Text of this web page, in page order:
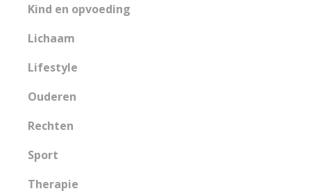
Kind en opvoeding
Lichaam
Lifestyle
Ouderen
Rechten
Sport
Therapie